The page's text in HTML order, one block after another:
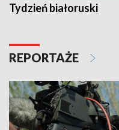
Tydzień białoruski
REPORTAŻE